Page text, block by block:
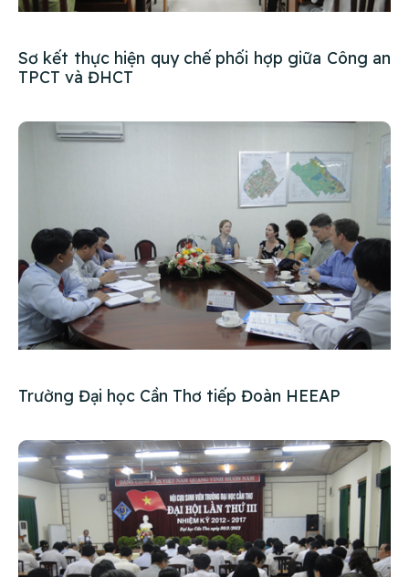
Sơ kết thực hiện quy chế phối hợp giữa Công an
TPCT và ĐHCT
Trường Đại học Cần Thơ tiếp Đoàn HEEAP